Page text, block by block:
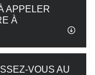
APPELER
À
VOUS AU